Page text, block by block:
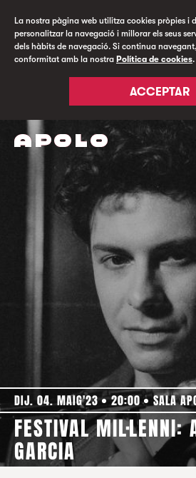
La nostra pàgina web utilitza cookies pròpies i
personalitzar la navegació i millorar els seus
dels hàbits de navegació. Si continua
conformitat amb la nostra Política de cookies.
ACCEPTAR
DIJ. 04. MAIG'23 20:00 SALA
FESTIVAL MIL·LENNI:
GARCIA